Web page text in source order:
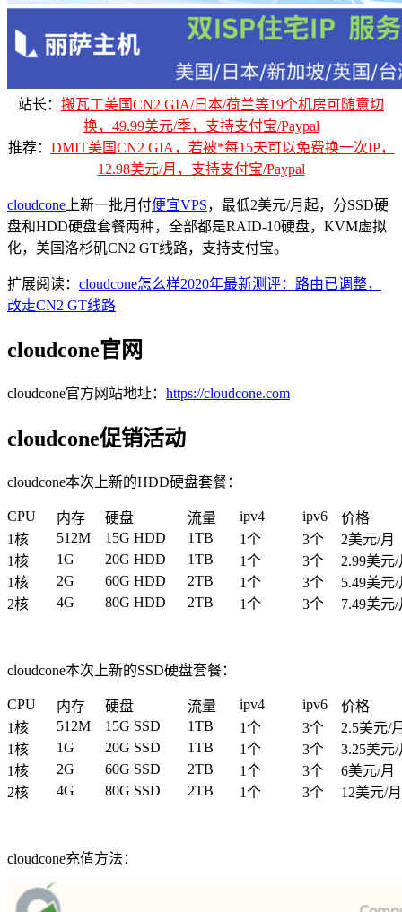
站长： 搬瓦工美国CN2 GIA/日本/荷兰等19个机房可随意切
换，49.99美元/季，支持支付宝/Paypal
推荐： DMIT美国CN2 GIA，若被*每15天可以免费换一次IP，
12.98美元/月，支持支付宝/Paypal
cloudcone 上新一批月付便宜VPS，最低2美元/月起，分SSD硬
盘和HDD硬盘套餐两种，全部都是RAID-10硬盘，KVM虚拟
化，美国洛杉矶CN2 GT线路，支持支付宝。
扩展阅读： cloudcone怎么样2020年最新测评：路由已调整，
改走CN2 GT线路
cloudcone官网
cloudcone官方网站地址： https://cloudcone.com
cloudcone促销活动
cloudcone本次上新的HDD硬盘套餐：
CPU 内存 硬盘 流量 ipv4 ipv6
价格
1核
512M 15G HDD 1TB 1个 3个
2美元/月
1核
1G 20G HDD 1TB 1个 3个
2.99美元/
1核
2G 60G HDD 2TB 1个 3个
5.49美元/
2核
4G 80G HDD 2TB 1个 3个 7.49美元/
cloudcone本次上新的SSD硬盘套餐：
CPU 内存 硬盘 流量 ipv4 ipv6
价格
1核
512M 15G SSD 1TB 1个 3个
2.5美元/
1核
1G 20G SSD 1TB 1个 3个
3.25美元/
1核
2G 60G SSD 2TB 1个 3个
6美元/月
2核
4G 80G SSD 2TB 1个 3个 12美元/月
cloudcone充值方法：